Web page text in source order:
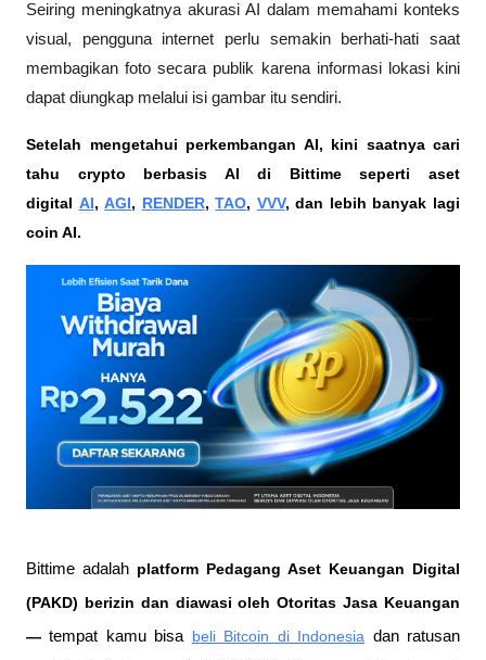
Seiring meningkatnya akurasi AI dalam memahami konteks
visual, pengguna internet perlu semakin berhati-hati saat
membagikan foto secara publik karena informasi lokasi kini
dapat diungkap melalui isi gambar itu sendiri.
Setelah mengetahui perkembangan AI, kini saatnya cari
tahu crypto berbasis AI di Bittime seperti aset
digital AI, AGI, RENDER, TAO, VVV, dan lebih banyak lagi
coin AI.
Bittime adalah platform Pedagang Aset Keuangan Digital
(PAKD) berizin dan diawasi oleh Otoritas Jasa Keuangan
— tempat kamu bisa beli Bitcoin di Indonesia dan ratusan